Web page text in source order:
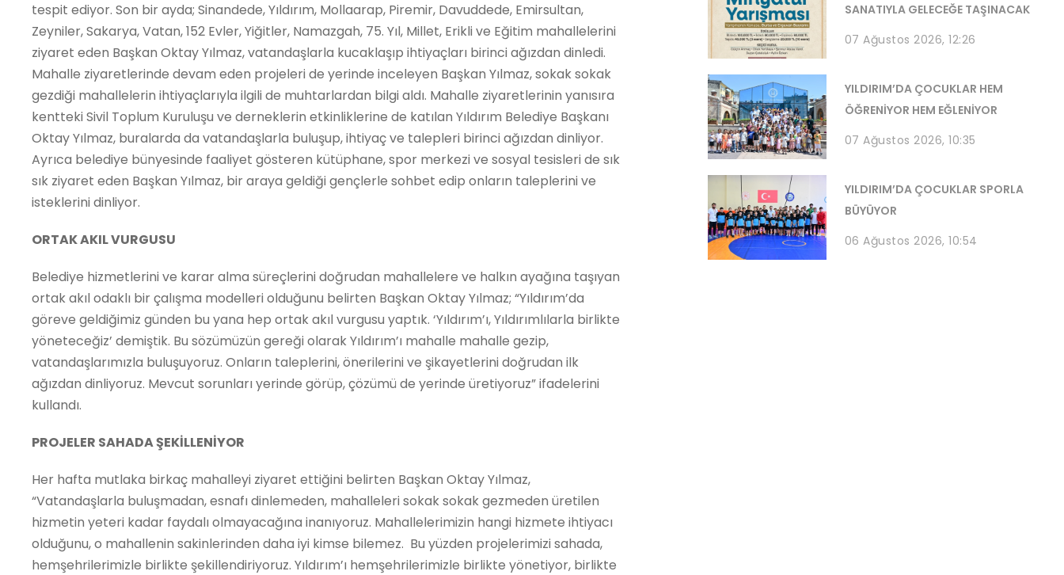
tespit ediyor. Son bir ayda; Sinandede, Yıldırım, Mollaarap, Piremir, Davuddede, Emirsultan,
Zeyniler, Sakarya, Vatan, 152 Evler, Yiğitler, Namazgah, 75. Yıl, Millet, Erikli ve Eğitim mahallelerini
ziyaret eden Başkan Oktay Yılmaz, vatandaşlarla kucaklaşıp ihtiyaçları birinci ağızdan dinledi.
Mahalle ziyaretlerinde devam eden projeleri de yerinde inceleyen Başkan Yılmaz, sokak sokak
gezdiği mahallelerin ihtiyaçlarıyla ilgili de muhtarlardan bilgi aldı. Mahalle ziyaretlerinin yanısıra
kentteki Sivil Toplum Kuruluşu ve derneklerin etkinliklerine de katılan Yıldırım Belediye Başkanı
Oktay Yılmaz, buralarda da vatandaşlarla buluşup, ihtiyaç ve talepleri birinci ağızdan dinliyor.
Ayrıca belediye bünyesinde faaliyet gösteren kütüphane, spor merkezi ve sosyal tesisleri de sık
sık ziyaret eden Başkan Yılmaz, bir araya geldiği gençlerle sohbet edip onların taleplerini ve
isteklerini dinliyor.
ORTAK AKIL VURGUSU
Belediye hizmetlerini ve karar alma süreçlerini doğrudan mahallelere ve halkın ayağına taşıyan
ortak akıl odaklı bir çalışma modelleri olduğunu belirten Başkan Oktay Yılmaz; “Yıldırım’da
göreve geldiğimiz günden bu yana hep ortak akıl vurgusu yaptık. ‘Yıldırım’ı, Yıldırımlılarla birlikte
yöneteceğiz’ demiştik. Bu sözümüzün gereği olarak Yıldırım’ı mahalle mahalle gezip,
vatandaşlarımızla buluşuyoruz. Onların taleplerini, önerilerini ve şikayetlerini doğrudan ilk
ağızdan dinliyoruz. Mevcut sorunları yerinde görüp, çözümü de yerinde üretiyoruz” ifadelerini
kullandı.
PROJELER SAHADA ŞEKİLLENİYOR
Her hafta mutlaka birkaç mahalleyi ziyaret ettiğini belirten Başkan Oktay Yılmaz,
“Vatandaşlarla buluşmadan, esnafı dinlemeden, mahalleleri sokak sokak gezmeden üretilen
hizmetin yeteri kadar faydalı olmayacağına inanıyoruz. Mahallelerimizin hangi hizmete ihtiyacı
olduğunu, o mahallenin sakinlerinden daha iyi kimse bilemez. Bu yüzden projelerimizi sahada,
hemşehrilerimizle birlikte şekillendiriyoruz. Yıldırım’ı hemşehrilerimizle birlikte yönetiyor, birlikte
SANATIYLA GELECEĞE TAŞINACAK
07 Ağustos 2026, 12:26
YILDIRIM’DA ÇOCUKLAR HEM
ÖĞRENİYOR HEM EĞLENİYOR
07 Ağustos 2026, 10:35
YILDIRIM’DA ÇOCUKLAR SPORLA
BÜYÜYOR
06 Ağustos 2026, 10:54